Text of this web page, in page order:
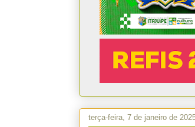
terça-feira, 7 de janeiro de